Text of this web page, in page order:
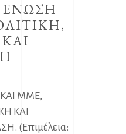
ΜΜΕ,
ΚΑΙ
(Επιμέλεια: